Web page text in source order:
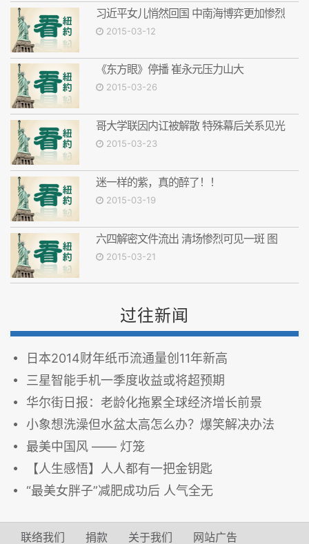
习近平女儿悄然回国 中南海博弈更加惨烈
2015-03-12
《东方眼》停播 崔永元压力山大
2015-03-26
哥大学联因内讧被解散 特殊幕后关系见光
2015-03-23
迷一样的紫，真的醉了！！
2015-03-19
六四解密文件流出 清场惨烈可见一斑 图
2015-03-21
过往新闻
日本2014财年纸币流通量创11年新高
三星智能手机一季度收益或将超预期
华尔街日报：老龄化拖累全球经济增长前景
小象想洗澡但水盆太高怎么办？爆笑解决办法
最美中国风 —— 灯笼
【人生感悟】人人都有一把金钥匙
“最美女胖子”减肥成功后 人气全无
联络我们 捐款 关于我们 网站广告